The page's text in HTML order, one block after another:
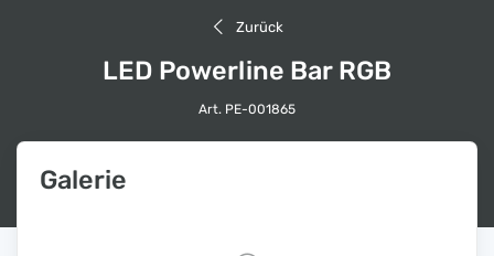
Zurück
LED Powerline Bar RGB
Art. PE-001865
Galerie